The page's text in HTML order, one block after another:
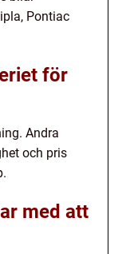
Pontiac
för
Andra
och pris
med att